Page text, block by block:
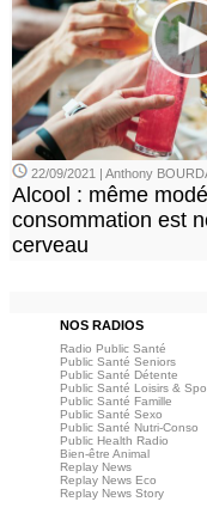
22/09/2021 | Anthony
Alcool : même
consommation est
cerveau
NOS RADIOS
Radio Public Santé
Public Santé Seniors
Public Santé Détente
Public Santé Loisirs &
Public Santé Famille
Public Santé Sexo
Public Santé Nutri-Conso
Public Health Radio
Bien-être Animal
Replay News
Replay News Eco
Replay News Story